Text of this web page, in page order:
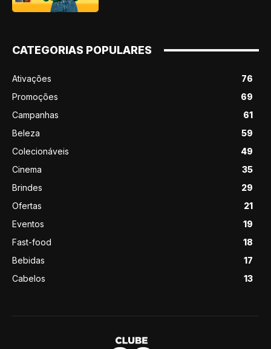
CATEGORIAS POPULARES
Ativações
76
Promoções
69
Campanhas
61
Beleza
59
Colecionáveis
49
Cinema
35
Brindes
29
Ofertas
21
Eventos
19
Fast-food
18
Bebidas
17
Cabelos
13